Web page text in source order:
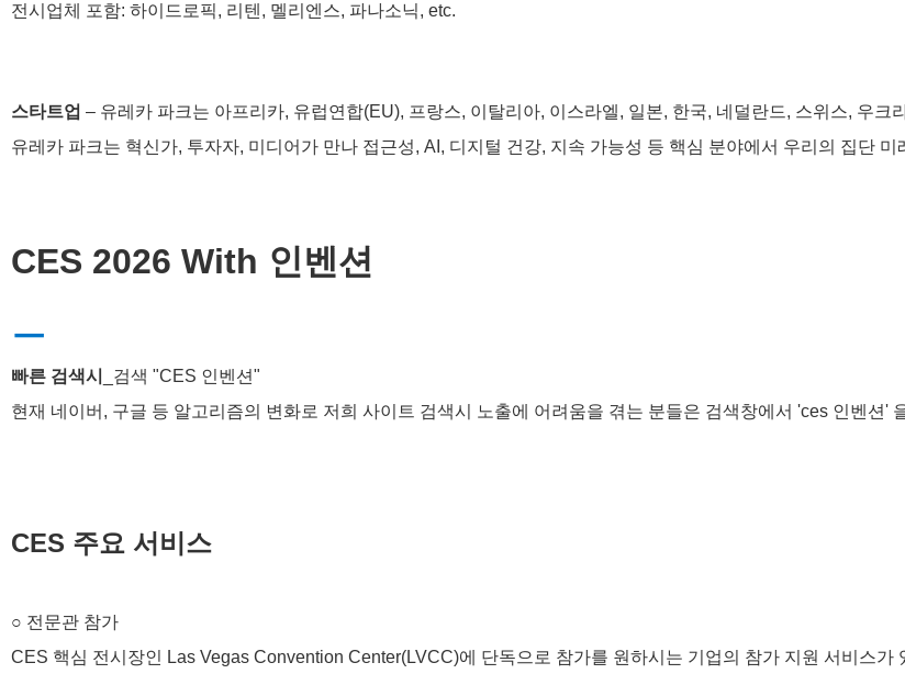
전시업체 포함: 하이드로픽, 리텐, 멜리엔스, 파나소닉, etc.
스타트업 – 유레카 파크는 아프리카, 유럽연합(EU), 프랑스, 이탈리아, 이스라엘, 일본, 한국, 네덜란드, 스위스, 우
유레카 파크는 혁신가, 투자자, 미디어가 만나 접근성, AI, 디지털 건강, 지속 가능성 등 핵심 분야에서 우리의 집단
CES 2026 With 인벤션
ㅡ
빠른 검색시
_검색 "CES 인벤션"
현재 네이버, 구글 등 알고리즘의 변화로 저희 사이트 검색시 노출에 어려움을 겪는 분들은 검색창에서 'ces 인벤션'
CES 주요 서비스
○ 전문관 참가
CES 핵심 전시장인 Las Vegas Convention Center(LVCC)에 단독으로 참가를 원하시는 기업의 참가 지원 서비스가